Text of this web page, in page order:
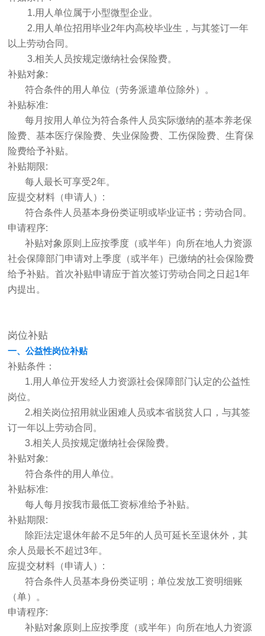
1.用人单位属于小型微型企业。
2.用人单位招用毕业2年内高校毕业生，与其签订一年
以上劳动合同。
3.相关人员按规定缴纳社会保险费。
补贴对象:
符合条件的用人单位（劳务派遣单位除外）。
补贴标准:
每月按用人单位为符合条件人员实际缴纳的基本养老保
险费、基本医疗保险费、失业保险费、工伤保险费、生育保
险费给予补贴。
补贴期限:
每人最长可享受2年。
应提交材料（申请人）:
符合条件人员基本身份类证明或毕业证书；劳动合同。
申请程序:
补贴对象原则上应按季度（或半年）向所在地人力资源
社会保障部门申请对上季度（或半年）已缴纳的社会保险费
给予补贴。首次补贴申请应于首次签订劳动合同之日起1年
内提出。
岗位补贴
一、公益性岗位补贴
补贴条件：
1.用人单位开发经人力资源社会保障部门认定的公益性
岗位。
2.相关岗位招用就业困难人员或本省脱贫人口，与其签
订一年以上劳动合同。
3.相关人员按规定缴纳社会保险费。
补贴对象:
符合条件的用人单位。
补贴标准:
每人每月按我市最低工资标准给予补贴。
补贴期限:
除距法定退休年龄不足5年的人员可延长至退休外，其
余人员最长不超过3年。
应提交材料（申请人）:
符合条件人员基本身份类证明；单位发放工资明细账
（单）。
申请程序:
补贴对象原则上应按季度（或半年）向所在地人力资源